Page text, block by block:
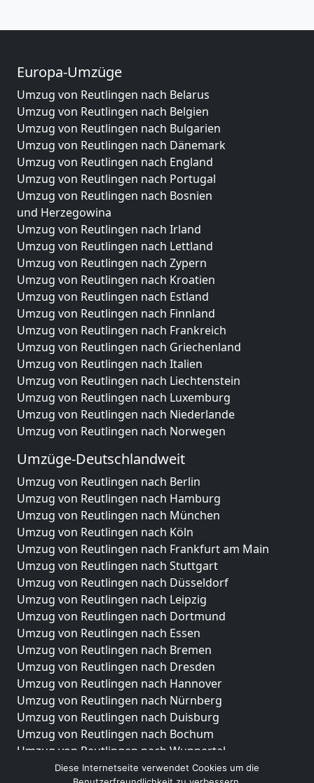
Europa-Umzüge
Umzug von Reutlingen nach Belarus
Umzug von Reutlingen nach Belgien
Umzug von Reutlingen nach Bulgarien
Umzug von Reutlingen nach Dänemark
Umzug von Reutlingen nach England
Umzug von Reutlingen nach Portugal
Umzug von Reutlingen nach Bosnien
und Herzegowina
Umzug von Reutlingen nach Irland
Umzug von Reutlingen nach Lettland
Umzug von Reutlingen nach Zypern
Umzug von Reutlingen nach Kroatien
Umzug von Reutlingen nach Estland
Umzug von Reutlingen nach Finnland
Umzug von Reutlingen nach Frankreich
Umzug von Reutlingen nach Griechenland
Umzug von Reutlingen nach Italien
Umzug von Reutlingen nach Liechtenstein
Umzug von Reutlingen nach Luxemburg
Umzug von Reutlingen nach Niederlande
Umzug von Reutlingen nach Norwegen
Umzüge-Deutschlandweit
Umzug von Reutlingen nach Berlin
Umzug von Reutlingen nach Hamburg
Umzug von Reutlingen nach München
Umzug von Reutlingen nach Köln
Umzug von Reutlingen nach Frankfurt am Main
Umzug von Reutlingen nach Stuttgart
Umzug von Reutlingen nach Düsseldorf
Umzug von Reutlingen nach Leipzig
Umzug von Reutlingen nach Dortmund
Umzug von Reutlingen nach Essen
Umzug von Reutlingen nach Bremen
Umzug von Reutlingen nach Dresden
Umzug von Reutlingen nach Hannover
Umzug von Reutlingen nach Nürnberg
Umzug von Reutlingen nach Duisburg
Umzug von Reutlingen nach Bochum
Umzug von Reutlingen nach Wuppertal
Umzug von Reutlingen nach Bielefeld
Diese Internetseite verwendet Cookies um die